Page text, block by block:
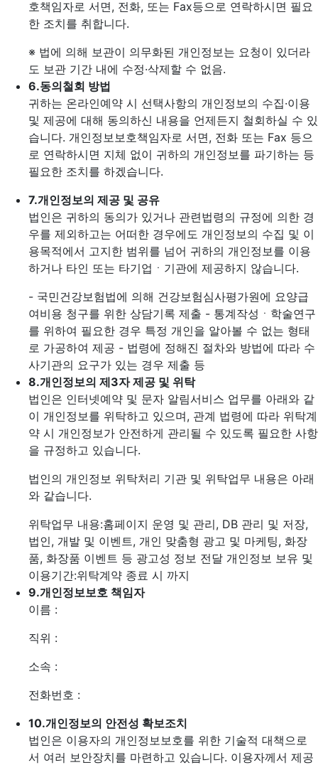
호책임자로 서면, 전화, 또는 Fax등으로 연락하시면 필요
한 조치를 취합니다.
※ 법에 의해 보관이 의무화된 개인정보는 요청이 있더라
도 보관 기간 내에 수정·삭제할 수 없음.
6.동의철회 방법
귀하는 온라인예약 시 선택사항의 개인정보의 수집·이용
및 제공에 대해 동의하신 내용을 언제든지 철회하실 수 있
습니다. 개인정보보호책임자로 서면, 전화 또는 Fax 등으
로 연락하시면 지체 없이 귀하의 개인정보를 파기하는 등
필요한 조치를 하겠습니다.
7.개인정보의 제공 및 공유
법인은 귀하의 동의가 있거나 관련법령의 규정에 의한 경
우를 제외하고는 어떠한 경우에도 개인정보의 수집 및 이
용목적에서 고지한 범위를 넘어 귀하의 개인정보를 이용
하거나 타인 또는 타기업ㆍ기관에 제공하지 않습니다.
- 국민건강보험법에 의해 건강보험심사평가원에 요양급
여비용 청구를 위한 상담기록 제출 - 통계작성ㆍ학술연구
를 위하여 필요한 경우 특정 개인을 알아볼 수 없는 형태
로 가공하여 제공 - 법령에 정해진 절차와 방법에 따라 수
사기관의 요구가 있는 경우 제출 등
8.개인정보의 제3자 제공 및 위탁
법인은 인터넷예약 및 문자 알림서비스 업무를 아래와 같
이 개인정보를 위탁하고 있으며, 관계 법령에 따라 위탁계
약 시 개인정보가 안전하게 관리될 수 있도록 필요한 사항
을 규정하고 있습니다.
법인의 개인정보 위탁처리 기관 및 위탁업무 내용은 아래
와 같습니다.
위탁업무 내용:홈페이지 운영 및 관리, DB 관리 및 저장,
법인, 개발 및 이벤트, 개인 맞춤형 광고 및 마케팅, 화장
품, 화장품 이벤트 등 광고성 정보 전달 개인정보 보유 및
이용기간:위탁계약 종료 시 까지
9.개인정보보호 책임자
이름 :
직위 :
소속 :
전화번호 :
10.개인정보의 안전성 확보조치
법인은 이용자의 개인정보보호를 위한 기술적 대책으로
서 여러 보안장치를 마련하고 있습니다. 이용자께서 제공